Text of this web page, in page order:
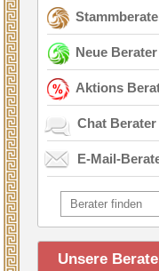
Neue Berater
Aktions
Chat Berater
E-Mail-
Unsere